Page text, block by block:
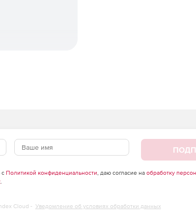
с Политикой конфиденциальности, даю согласие на обработку
.
Cloud - Уведомление об условиях обработки данных